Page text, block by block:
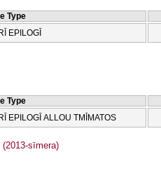
Type
EPILOGĪ
Type
EPILOGĪ ALLOU TMĪMATOS
sīmera)